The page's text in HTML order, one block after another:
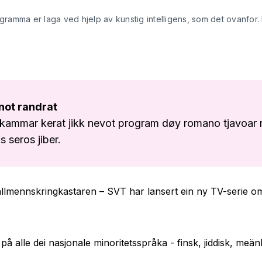
er laga ved hjelp av kunstig intelligens, som det ovanfor.
randrat
kerat jikk nevot program døy romano tjavoar
seros jiber.
– SVT har lansert ein ny TV-serie
alle dei nasjonale minoritetsspråka - finsk, jiddisk,